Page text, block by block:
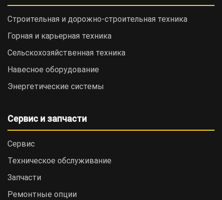
Строительная и дорожно-cтроительная техника
Горная и карьерная техника
Сельскохозяйственная техника
Навесное оборудование
Энергетические системы
Сервис и запчасти
Сервис
Техническое обслуживание
Запчасти
Ремонтные опции